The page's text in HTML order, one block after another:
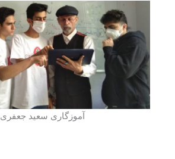
آموزگاری سعید جعفری